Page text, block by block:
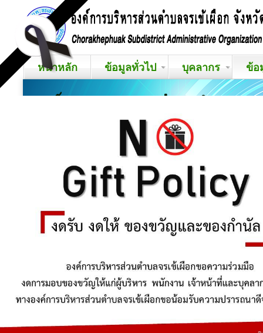
หน้าหลัก ข้อมูลทั่วไป บุคลากร ข้อ